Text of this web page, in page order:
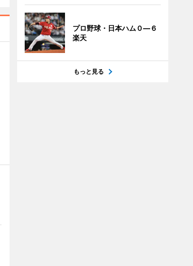
プロ野球・日本ハム０―６
楽天
もっと見る